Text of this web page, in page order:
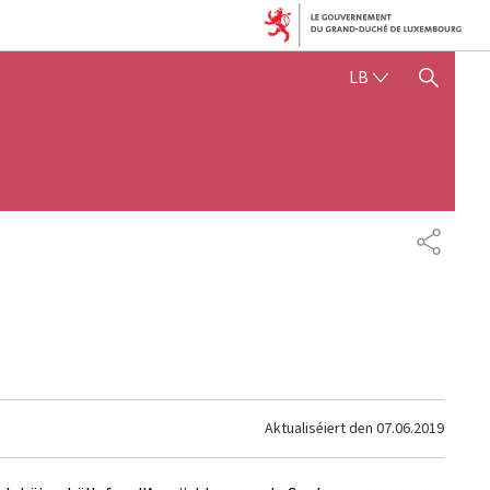
LB SHOW HIDE SEARCH
Aktualiséiert den 07.06.2019